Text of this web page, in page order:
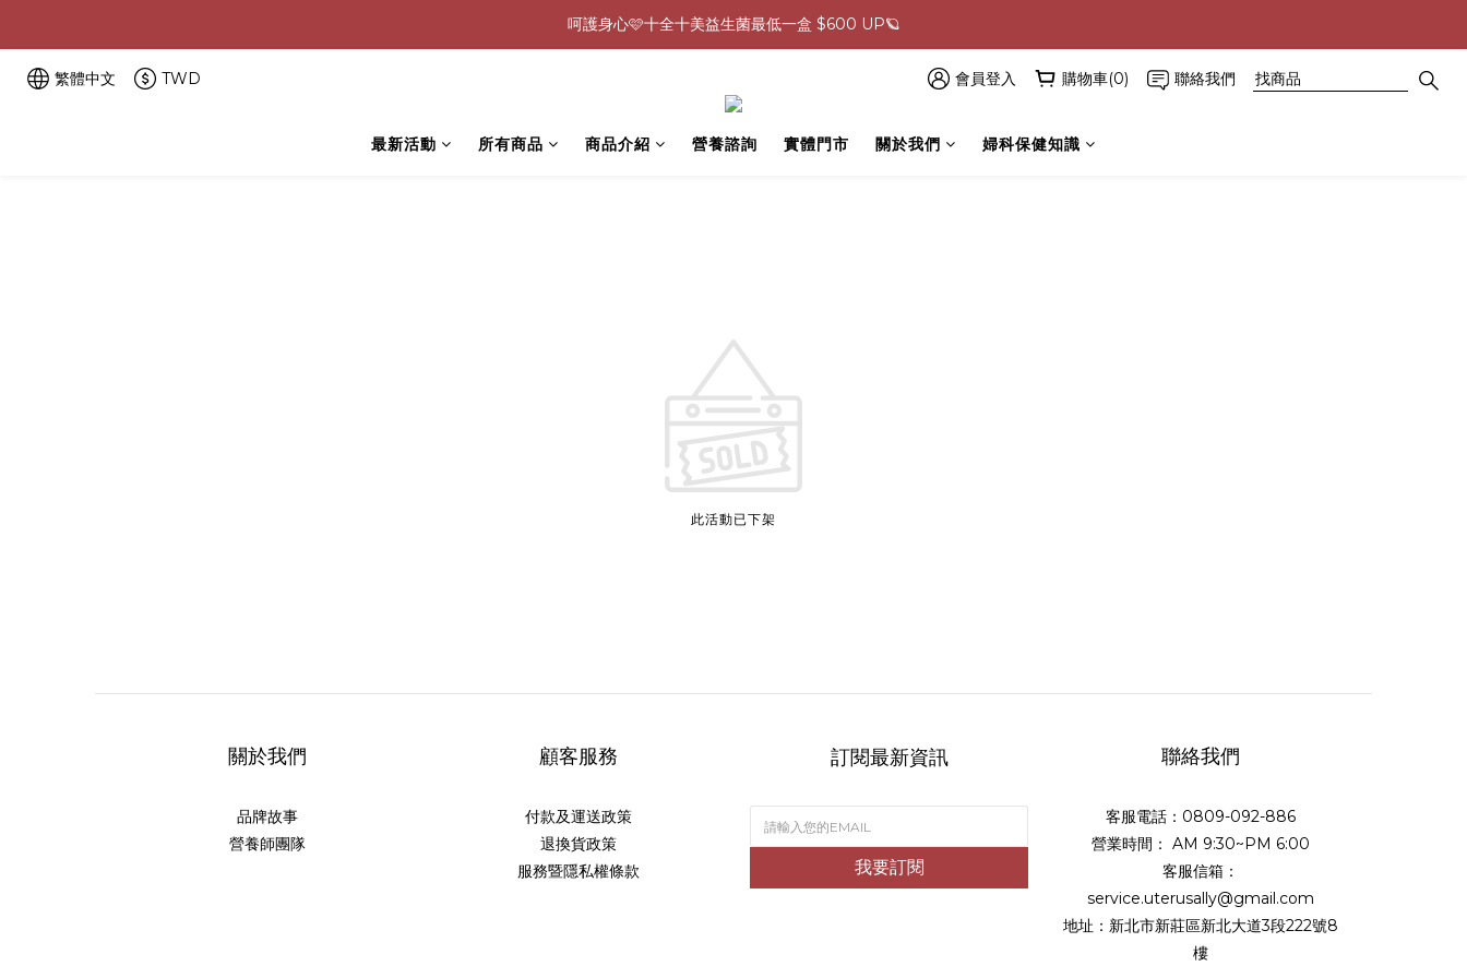
0805-0808指定商品滿$2000結帳88折💖
呵護身心🩷十全十美益生菌最低一盒 $600 UP🪐
繁體中文 TWD 會員登入 購物車(0) 聯絡我們
最新活動 所有商品 商品介紹 營養諮詢 實體門市 關於我們 婦科保健知識
此活動已下架
關於我們
品牌故事
營養師團隊
顧客服務
付款及運送政策
退換貨政策
服務暨隱私權條款
訂閱最新資訊
我要訂閱
聯絡我們
客服電話：0809-092-886
營業時間： AM 9:30~PM 6:00
客服信箱：
service.uterusally@gmail.com
地址：新北市新莊區新北大道3段222號8
樓